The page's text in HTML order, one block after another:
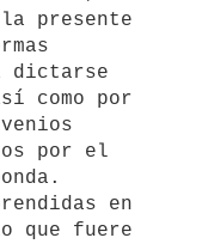
presente
dictarse
como por
por el
que fuere